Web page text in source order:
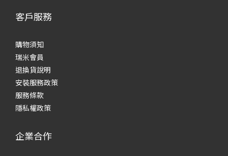
客戶服務
購物須知
瑞米會員
退換貨說明
安裝服務政策
服務條款
隱私權政策
企業合作